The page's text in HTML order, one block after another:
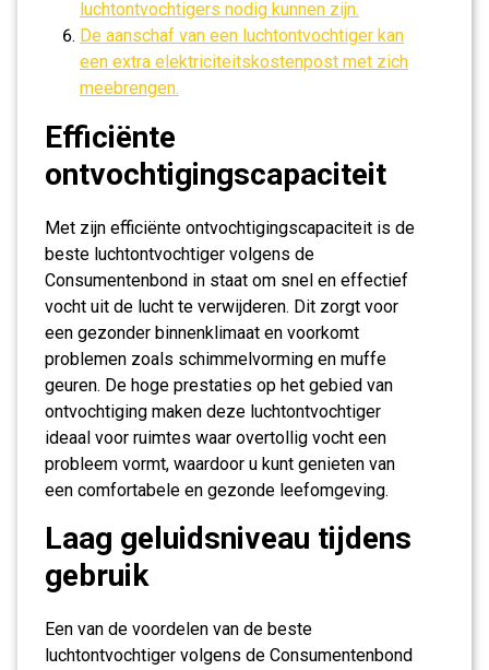
luchtontvochtigers nodig kunnen zijn.
De aanschaf van een luchtontvochtiger kan
een extra elektriciteitskostenpost met zich
meebrengen.
Efficiënte
ontvochtigingscapaciteit
Met zijn efficiënte ontvochtigingscapaciteit is de
beste luchtontvochtiger volgens de
Consumentenbond in staat om snel en effectief
vocht uit de lucht te verwijderen. Dit zorgt voor
een gezonder binnenklimaat en voorkomt
problemen zoals schimmelvorming en muffe
geuren. De hoge prestaties op het gebied van
ontvochtiging maken deze luchtontvochtiger
ideaal voor ruimtes waar overtollig vocht een
probleem vormt, waardoor u kunt genieten van
een comfortabele en gezonde leefomgeving.
Laag geluidsniveau tijdens
gebruik
Een van de voordelen van de beste
luchtontvochtiger volgens de Consumentenbond